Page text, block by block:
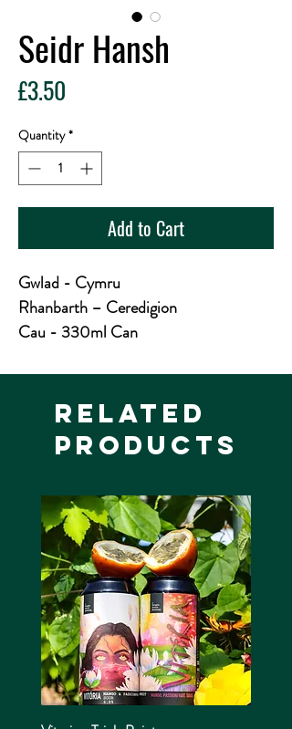
Seidr Hansh
£3.50
Quantity *
Add to Cart
Gwlad - Cymru
Rhanbarth – Ceredigion
Cau - 330ml Can
Cafodd Jac y syniad o greu Seidr lleol.
mynd yn wastraff bob blwyddyn,
penderfynodd gasglu afalau o bob rhan
o Geredigion ac wedi hynny cyflwynodd
Hansh Cider.
Seidr corff canolig yw Hansh sy'n ei
gadw'n gytbwys. Os ydyn ni’n dweud
hynny ein hunain mae’n seidr adfywiol
iawn, perffaith ar ddiwrnod o haf (neu
Related
Products